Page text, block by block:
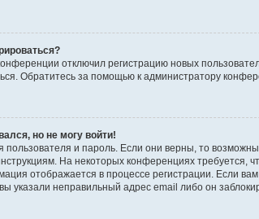
отключил регистрацию новых
Обратитесь за помощью к администратору
но не могу войти!
пользователя и пароль. Если они верны, то
На некоторых конференциях
отображается в процессе регистрации. Если
указали неправильный адрес email либо он